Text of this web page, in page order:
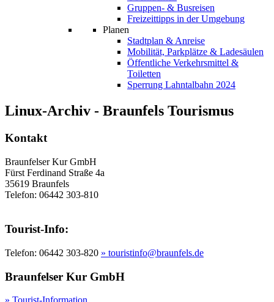
Gruppen- & Busreisen
Freizeittipps in der Umgebung
Planen
Stadtplan & Anreise
Mobilität, Parkplätze & Ladesäulen
Öffentliche Verkehrsmittel &
Toiletten
Sperrung Lahntalbahn 2024
Linux-Archiv - Braunfels Tourismus
Kontakt
Braunfelser Kur GmbH
Fürst Ferdinand Straße 4a
35619 Braunfels
Telefon: 06442 303-810
Tourist-Info:
Telefon: 06442 303-820 » touristinfo@braunfels.de
Braunfelser Kur GmbH